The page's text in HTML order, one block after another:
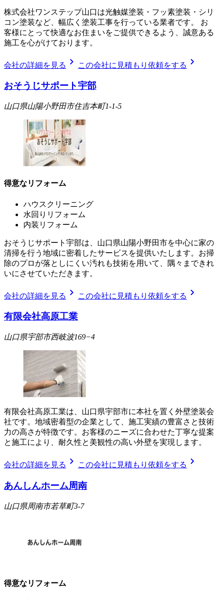
株式会社ワンステップ山口は光触媒塗装・フッ素塗装・シリ
コン塗装など、幅広く塗装工事を行っている業者です。 お
客様にとって快適なお住まいをご提供できるよう、誠意ある
施工を心がけております。
会社の詳細を見る chevron_right この会社に見積もり依頼をする chevron_right
おそうじサポート宇部
山口県山陽小野田市住吉本町1-1-5
得意なリフォーム
ハウスクリーニング
水回りリフォーム
内装リフォーム
おそうじサポート宇部は、山口県山陽小野田市を中心に家の
清掃を行う地域に密着したサービスを提供いたします。お掃
除のプロが落としにくい汚れも技術を用いて、隅々まできれ
いにさせていただきます。
会社の詳細を見る chevron_right この会社に見積もり依頼をする chevron_right
有限会社高原工業
山口県宇部市西岐波169−4
有限会社高原工業は、山口県宇部市に本社を置く外壁塗装会
社です。地域密着型の企業として、施工実績の豊富さと技術
力の高さが特徴です。お客様のニーズに合わせた丁寧な提案
と施工により、耐久性と美観性の高い外壁を実現します。
会社の詳細を見る chevron_right この会社に見積もり依頼をする chevron_right
あんしんホーム周南
山口県周南市若草町3-7
得意なリフォーム